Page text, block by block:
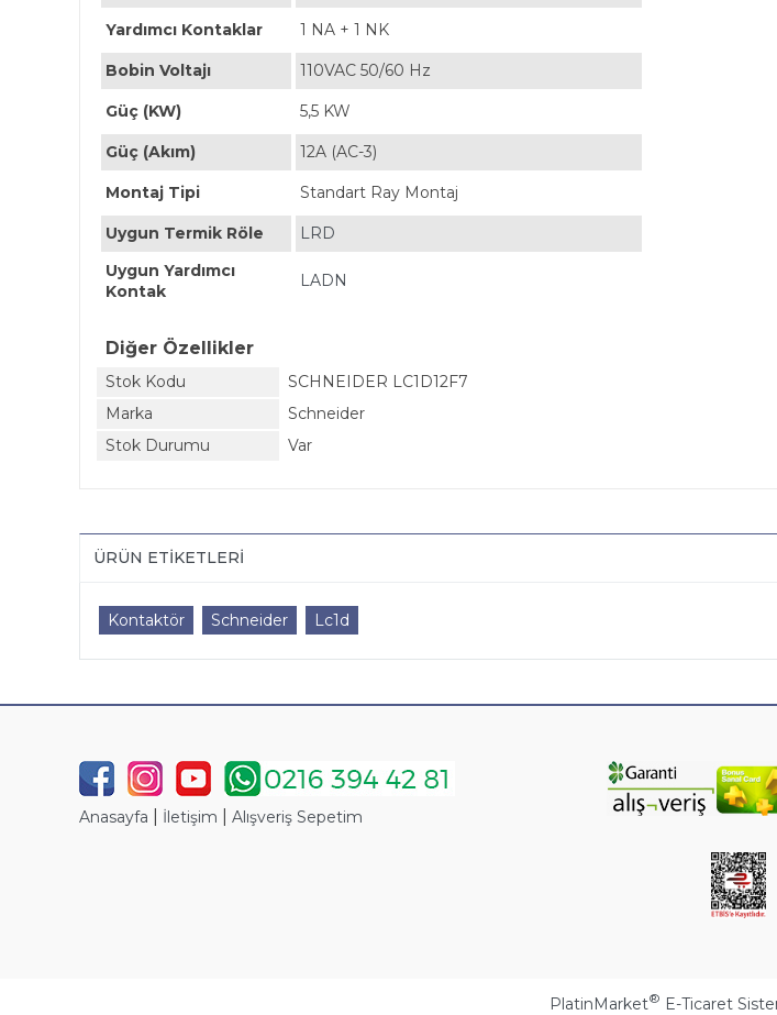
Yardımcı Kontaklar 1 NA + 1 NK
Bobin Voltajı 110VAC 50/60 Hz
Güç (KW) 5,5 KW
Güç (Akım) 12A (AC-3)
Montaj Tipi Standart Ray Montaj
Uygun Termik Röle
LRD
Uygun Yardımcı
Kontak
LADN
Diğer Özellikler
Stok Kodu
SCHNEIDER LC1D12F7
Marka
Schneider
Stok Durumu
Var
ÜRÜN ETIKETLERI
Kontaktör Schneider Lc1d
Anasayfa İletişim Alışveriş Sepetim
PlatinMarket® E-Ticaret